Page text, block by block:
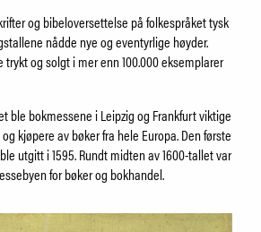
og bibeloversettelse på folkespråket tysk
nådde nye og eventyrlige høyder.
og solgt i mer enn 100.000 eksemplarer
ble bokmessene i Leipzig og Frankfurt viktige
kjøpere av bøker fra hele Europa. Den første
utgitt i 1595. Rundt midten av 1600-tallet var
for bøker og bokhandel.